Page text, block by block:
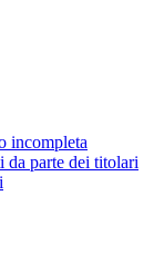
incompleta
da parte dei titolari